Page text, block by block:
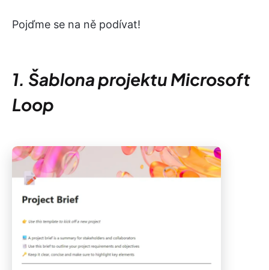
Pojďme se na ně podívat!
1. Šablona projektu Microsoft
Loop